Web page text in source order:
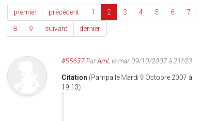
premier précédent 1 2 3 4 5 6 7
8 9 suivant dernier
#55637ParAmL le mar 09/10/2007 à 21h23
Citation (Pampa le Mardi 9 Octobre 2007 à
19:13)